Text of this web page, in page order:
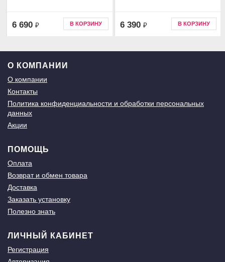
6 690 ₽ В КОРЗИНУ 6 390 ₽ В КОРЗИНУ
О КОМПАНИИ
О компании
Контакты
Политика конфиденциальности и обработки персональных
данных
Акции
ПОМОЩЬ
Оплата
Возврат и обмен товара
Доставка
Заказать установку
Полезно знать
ЛИЧНЫЙ КАБИНЕТ
Регистрация